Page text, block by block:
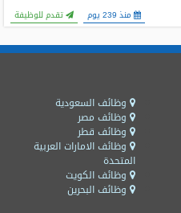
منذ 239 يوم تقدم للوظيفة
وظائف السعودية
وظائف مصر
وظائف قطر
وظائف الامارات العربية
المتحدة
وظائف الكويت
وظائف البحرين